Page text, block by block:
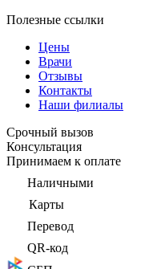
Полезные ссылки
Цены
Врачи
Отзывы
Контакты
Наши филиалы
Срочный вызов
Консультация
Принимаем к оплате
Наличными
Карты
Перевод
QR-код